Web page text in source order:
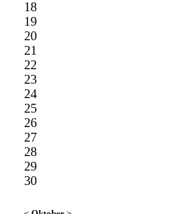
18
19
20
21
22
23
24
25
26
27
28
29
30